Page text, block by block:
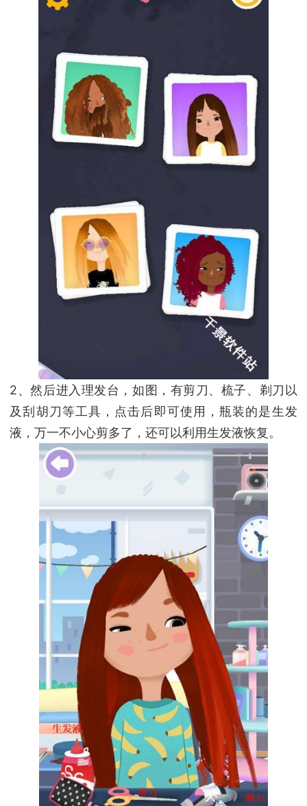
2、然后进入理发台，如图，有剪刀、梳子、剃刀以
及刮胡刀等工具，点击后即可使用，瓶装的是生发
液，万一不小心剪多了，还可以利用生发液恢复。